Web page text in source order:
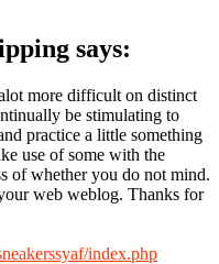
says:
more difficult on distinct
be stimulating to
practice a little something
use of some with the
of whether you do not mind.
web weblog. Thanks for
index.php